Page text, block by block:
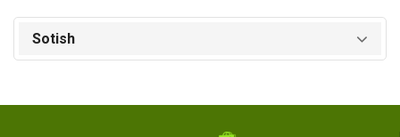
Sotish